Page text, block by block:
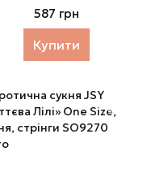
One Size, сукня,
мітенки
587 грн
Купити